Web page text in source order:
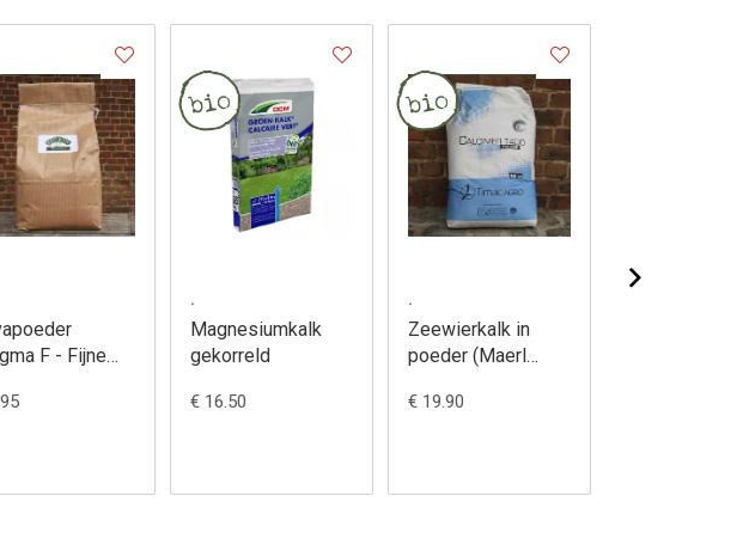
F - Fijne
.
Magnesiumkalk
gekorreld
€ 16.50
.
Zeewierkalk in
poeder (Maerl
€ 19.90